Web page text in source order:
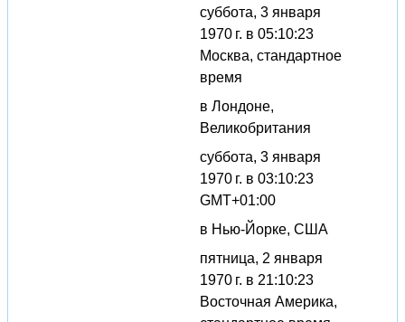
суббота, 3 января
1970 г. в 05:10:23
Москва, стандартное
время
в Лондоне,
Великобритания
суббота, 3 января
1970 г. в 03:10:23
GMT+01:00
в Нью-Йорке, США
пятница, 2 января
1970 г. в 21:10:23
Восточная Америка,